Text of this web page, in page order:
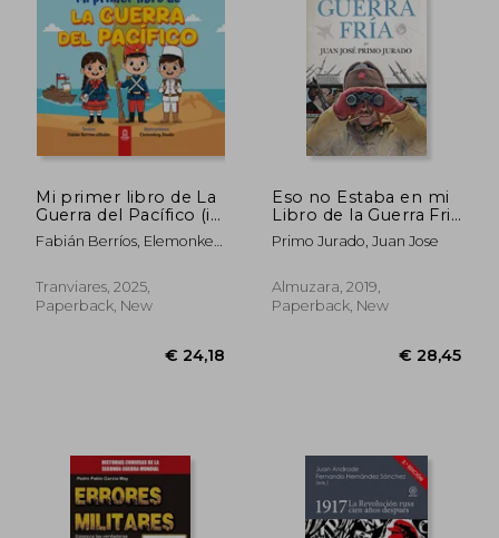
€ 33,46
Mi primer libro de La
Guerra del Pacífico (in
Spanish)
Fabián Berríos, Elemonkey
Tranviares, 2025,
Paperback, New
Eso no Estaba en mi
Libro de la Guerra Fria
(in Spanish)
Primo Jurado, Juan Jose
Almuzara, 2019,
Paperback, New